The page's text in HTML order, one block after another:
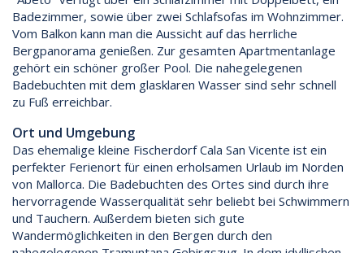
Badezimmer, sowie über zwei Schlafsofas im Wohnzimmer.
Vom Balkon kann man die Aussicht auf das herrliche
Bergpanorama genießen. Zur gesamten Apartmentanlage
gehört ein schöner großer Pool. Die nahegelegenen
Badebuchten mit dem glasklaren Wasser sind sehr schnell
zu Fuß erreichbar.
Ort und Umgebung
Das ehemalige kleine Fischerdorf Cala San Vicente ist ein
perfekter Ferienort für einen erholsamen Urlaub im Norden
von Mallorca. Die Badebuchten des Ortes sind durch ihre
hervorragende Wasserqualität sehr beliebt bei Schwimmern
und Tauchern. Außerdem bieten sich gute
Wandermöglichkeiten in den Bergen durch den